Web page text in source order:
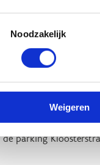
Noodzakelijk
Weigeren
museum van het
en de
beoefend. Ontdek
door het
De Cam is een
genieten van de
parking